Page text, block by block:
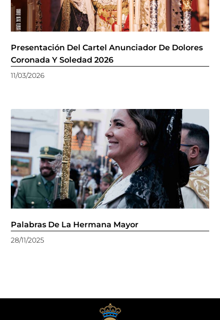
Presentación Del Cartel Anunciador De Dolores
Coronada Y Soledad 2026
11/03/2026
Palabras De La Hermana Mayor
28/11/2025